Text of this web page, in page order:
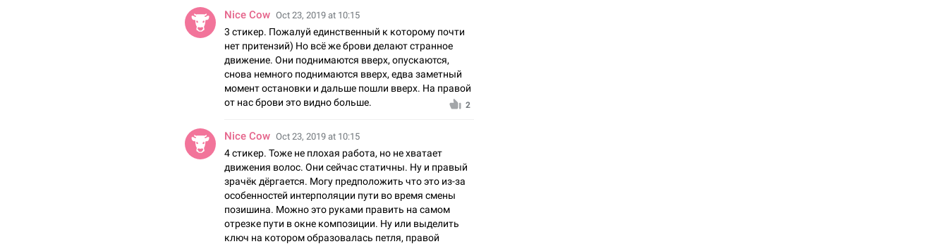
Nice Cow Oct 23, 2019 at 10:15
3 стикер. Пожалуй единственный к которому почти
нет притензий) Но всё же брови делают странное
движение. Они поднимаются вверх, опускаются,
снова немного поднимаются вверх, едва заметный
момент остановки и дальше пошли вверх. На правой
от нас брови это видно больше.
2
Nice Cow Oct 23, 2019 at 10:15
4 стикер. Тоже не плохая работа, но не хватает
движения волос. Они сейчас статичны. Ну и правый
зрачёк дёргается. Могу предположить что это из-за
особенностей интерполяции пути во время смены
позишина. Можно это руками править на самом
отрезке пути в окне композиции. Ну или выделить
ключ на котором образовалась петля, правой